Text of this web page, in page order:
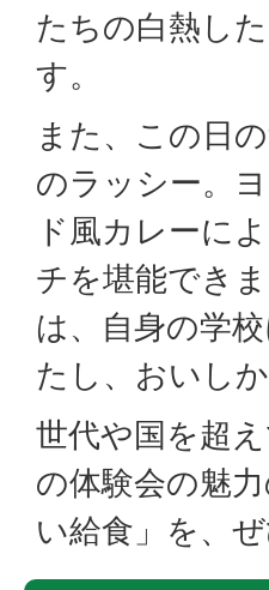
たちの白熱し
す。
また、この日
のラッシー。
ド風カレーに
チを堪能でき
は、自身の学
たし、おいし
世代や国を超
の体験会の魅
い給食」を、